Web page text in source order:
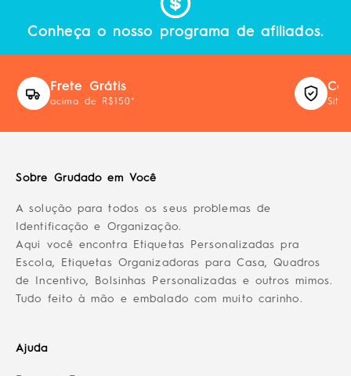
Conheça o nosso programa de afiliados.
Frete Grátis
acima de R$150* Site
Sobre Grudado em Você
A solução para todos os seus problemas de
Identificação e Organização.
Aqui você encontra Etiquetas Personalizadas pra
Escola, Etiquetas Organizadoras para Casa, Quadros
de Incentivo, Bolsinhas Personalizadas e outros mimos.
Tudo feito à mão e embalado com muito carinho.
Ajuda